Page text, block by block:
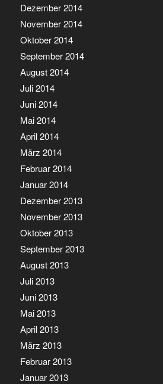
Dezember 2014
November 2014
Oktober 2014
September 2014
August 2014
Juli 2014
Juni 2014
Mai 2014
April 2014
März 2014
Februar 2014
Januar 2014
Dezember 2013
November 2013
Oktober 2013
September 2013
August 2013
Juli 2013
Juni 2013
Mai 2013
April 2013
März 2013
Februar 2013
Januar 2013